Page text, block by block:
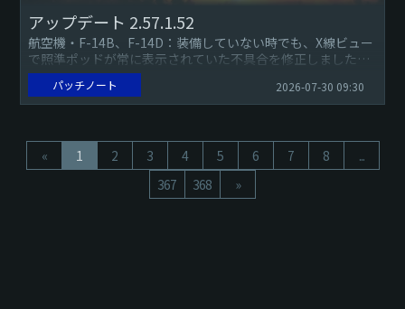
アップデート 2.57.1.52
航空機・F-14B、F-14D：装備していない時でも、X線ビュー
で照準ポッドが常に表示されていた不具合を修正しました
（報告）。・FR-1 ファイアボール：翼が切り離された際、ロ
ケッ...パッチノート 2026-07-30 09:30
« 1 2 3 4 5 6 7 8
...
367
368 »